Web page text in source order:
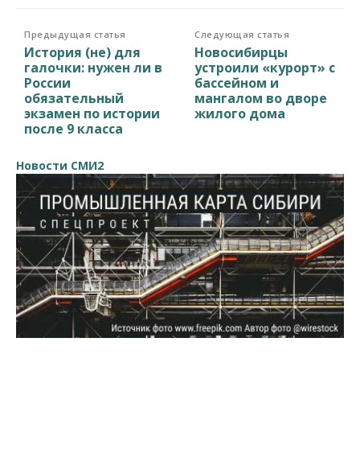
Предыдущая статья
История (не) для
галочки: нужен ли в
России
обязательный
экзамен по истории
после 9 класса
Следующая статья
Новосибирцы
устроили «курорт» с
бассейном и
мангалом во дворе
жилого дома
Новости СМИ2